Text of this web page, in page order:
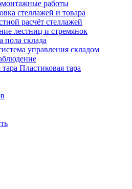
работы
стеллажей и товара
расчёт стеллажей
лестниц и стремянок
пола склада
управления складом
Пластиковая тара